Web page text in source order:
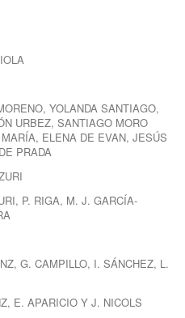
YOLANDA SANTIAGO,
URBEZ, SANTIAGO MORO
ELENA DE EVAN, JESÚS
PRADA
P. RIGA, M. J. GARCÍA-
G. CAMPILLO, I. SÁNCHEZ, L.
E. APARICIO Y J. NICOLS